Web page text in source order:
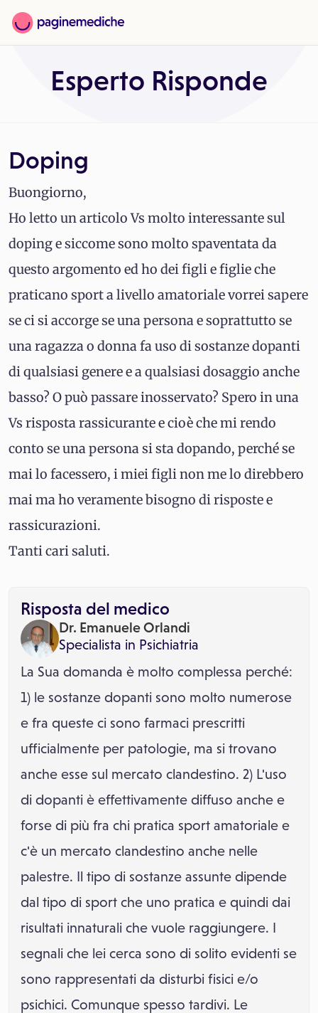
Esperto Risponde
Doping
Buongiorno,
Ho letto un articolo Vs molto interessante sul
doping e siccome sono molto spaventata da
questo argomento ed ho dei figli e figlie che
praticano sport a livello amatoriale vorrei sapere
se ci si accorge se una persona e soprattutto se
una ragazza o donna fa uso di sostanze dopanti
di qualsiasi genere e a qualsiasi dosaggio anche
basso? O può passare inosservato? Spero in una
Vs risposta rassicurante e cioè che mi rendo
conto se una persona si sta dopando, perché se
mai lo facessero, i miei figli non me lo direbbero
mai ma ho veramente bisogno di risposte e
rassicurazioni.
Tanti cari saluti.
Risposta del medico
Dr. Emanuele Orlandi
Specialista in Psichiatria
La Sua domanda è molto complessa perché:
1) le sostanze dopanti sono molto numerose
e fra queste ci sono farmaci prescritti
ufficialmente per patologie, ma si trovano
anche esse sul mercato clandestino. 2) L'uso
di dopanti è effettivamente diffuso anche e
forse di più fra chi pratica sport amatoriale e
c'è un mercato clandestino anche nelle
palestre. Il tipo di sostanze assunte dipende
dal tipo di sport che uno pratica e quindi dai
risultati innaturali che vuole raggiungere. I
segnali che lei cerca sono di solito evidenti se
sono rappresentati da disturbi fisici e/o
psichici. Comunque spesso tardivi. Le